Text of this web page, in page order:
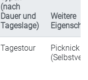
(nach
Dauer und
Tageslage)
Weitere
Tagestour
Picknick